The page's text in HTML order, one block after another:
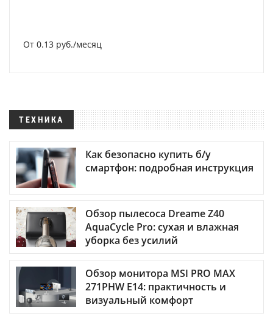
От 0.13 руб./месяц
ТЕХНИКА
Как безопасно купить б/у
смартфон: подробная инструкция
Обзор пылесоса Dreame Z40
AquaCycle Pro: сухая и влажная
уборка без усилий
Обзор монитора MSI PRO MAX
271PHW E14: практичность и
визуальный комфорт